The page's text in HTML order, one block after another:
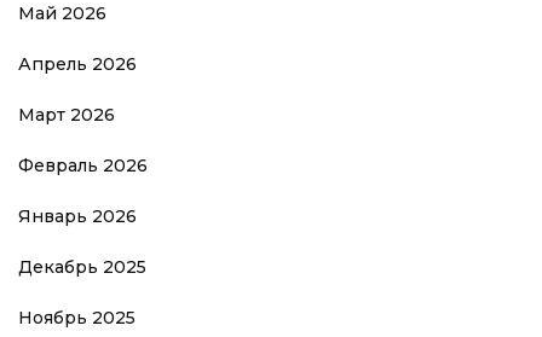
Май 2026
Апрель 2026
Март 2026
Февраль 2026
Январь 2026
Декабрь 2025
Ноябрь 2025